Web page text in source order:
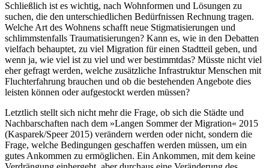
Schließlich ist es wichtig, nach Wohnformen und Lösungen zu
suchen, die den unterschiedlichen Bedürfnissen Rechnung tragen.
Welche Art des Wohnens schafft neue Stigmatisierungen und
schlimmstenfalls Traumatisierungen? Kann es, wie in den Debatten
vielfach behauptet, zu viel Migration für einen Stadtteil geben, und
wenn ja, wie viel ist zu viel und wer bestimmtdas? Müsste nicht viel
eher gefragt werden, welche zusätzliche Infrastruktur Menschen mit
Fluchterfahrung brauchen und ob die bestehenden Angebote dies
leisten können oder aufgestockt werden müssen?
Letztlich stellt sich nicht mehr die Frage, ob sich die Städte und
Nachbarschaften nach dem »Langen Sommer der Migration« 2015
(Kasparek/Speer 2015) verändern werden oder nicht, sondern die
Frage, welche Bedingungen geschaffen werden müssen, um ein
gutes Ankommen zu ermöglichen. Ein Ankommen, mit dem keine